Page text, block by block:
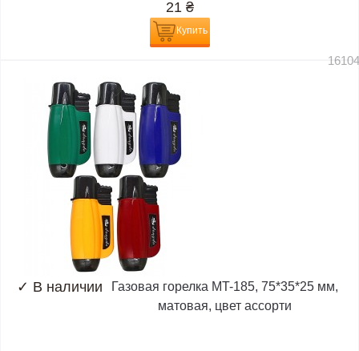
21 ₴
Купить
✓ В наличии
Газовая горелка MT-185, 75*35*25 мм,
матовая, цвет ассорти